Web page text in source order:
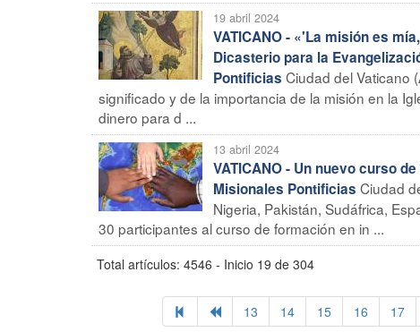
19 abril 2024
VATICANO - «'La misión es
Dicasterio para la
Pontificias Ciudad del Vaticano
significado y de la importancia de la misión en la
dinero para d ...
13 abril 2024
VATICANO - Un nuevo curso
Misionales Pontificias Ciudad
Nigeria, Pakistán, Sudáfrica,
30 participantes al curso de formación en in ...
Total artículos: 4546 - Inicio 19 de 304
13 14 15 16 17